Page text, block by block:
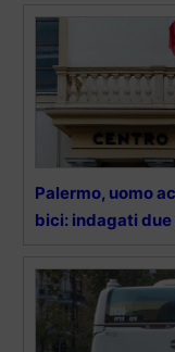
Palermo, uomo
bici: indagati